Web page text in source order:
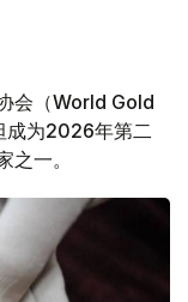
会（World Gold
成为2026年第二
一。